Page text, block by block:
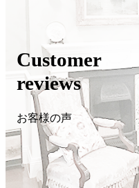
Customer
reviews
お客様の声